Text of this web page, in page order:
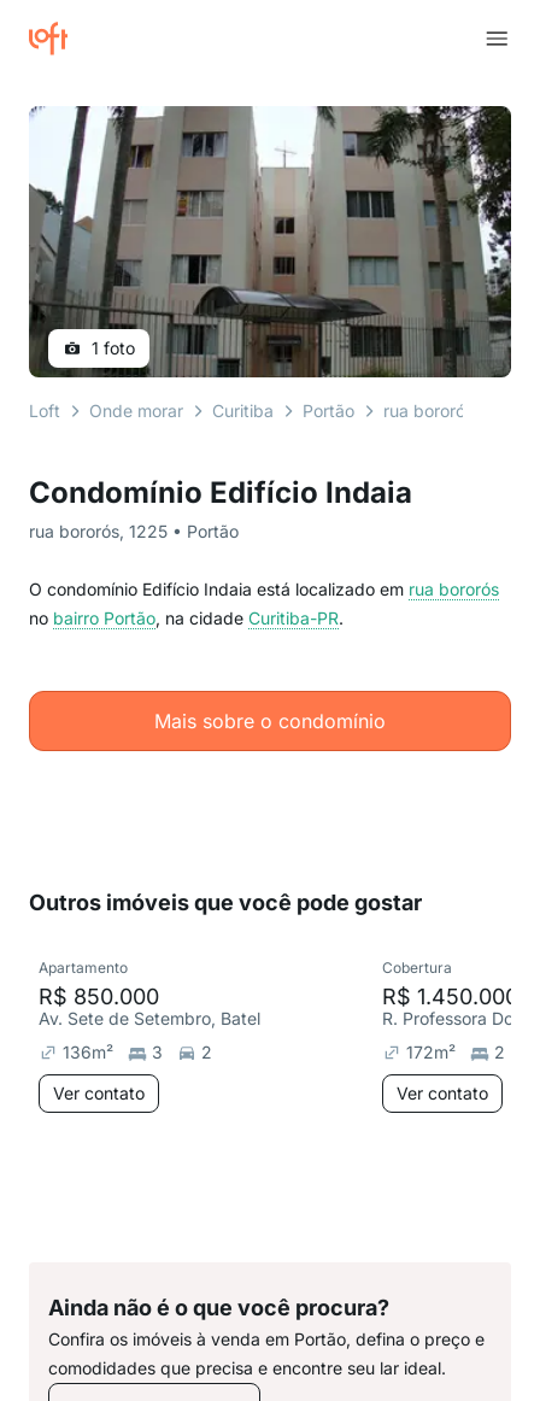
Condomínio Edifício Indaia
rua bororós, 1225 • Portão
O condomínio Edifício Indaia está localizado em rua bororós
no bairro Portão, na cidade Curitiba-PR.
Mais sobre o condomínio
1 foto
Loft Onde morar Curitiba Portão rua bororós
Outros imóveis que você pode gostar
Apartamento
R$ 850.000
Av. Sete de Setembro, Batel
136m² 3
2
Ver contato
Cobertura
R$ 1.450.000
172m²
2
Ver contato
Ainda não é o que você procura?
Confira os imóveis à venda em Portão, defina o preço e
comodidades que precisa e encontre seu lar ideal.